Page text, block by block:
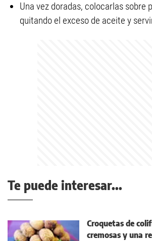
Una vez doradas, colocarlas sobre
quitando el exceso de aceite y
Te puede interesar...
Croquetas de
cremosas y una